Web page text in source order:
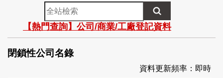
全
站
檢
索
【熱門查詢】公司/商業/工廠登記資料
閉鎖性公司名錄
資料更新頻率：即時